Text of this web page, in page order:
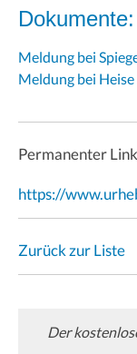
Dokumente:
Meldung bei
Meldung bei
Permanenter
https://
Zurück zur Liste
Der